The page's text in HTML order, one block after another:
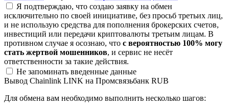
Я подтверждаю, что создаю заявку на обмен
исключительно по своей инициативе, без просьб третьих лиц,
и не использую средства для пополнения брокерских счетов,
инвестиций или передачи криптовалюты третьим лицам. В
противном случае я осознаю, что с вероятностью 100% могу
стать жертвой мошенников, и сервис не несёт
ответственности за такие действия.
Не запоминать введенные данные
Вывод Chainlink LINK на Промсвязьбанк RUB
Для обмена вам необходимо выполнить несколько шагов: